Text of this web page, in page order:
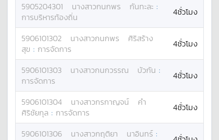
5905204301 นางสาวกนกพร กันทะละ :
การบริหารท้องถิ่น
4ชั่วโมง
5906101302 นางสาวกนกพร
ศิริสร้าง
สุข : การจัดการ 4ชั่วโมง
5906101303 นางสาวกนกวรรณ บัวกัน :
การจัดการ
4ชั่วโมง
5906101304 นางสาวกรกาญจน์
คำ
ศิริชัยกุล : การจัดการ 4ชั่วโมง
5906101306 นางสาวกฤติยา นาอินทร์ :